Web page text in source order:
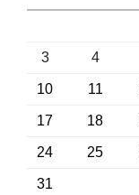
3 4
10 11
17 18
24 25
31